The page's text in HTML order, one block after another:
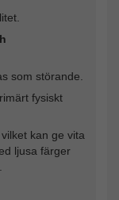
som störande.
fysiskt
vilket kan ge vita
ljusa färger